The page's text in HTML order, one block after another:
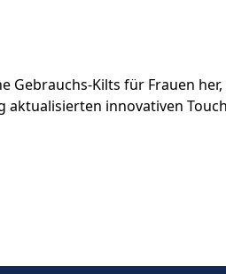
Gebrauchs-Kilts für Frauen
aktualisierten innovativen